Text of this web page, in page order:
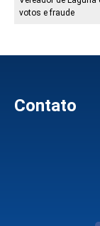
votos e fraude
Contato